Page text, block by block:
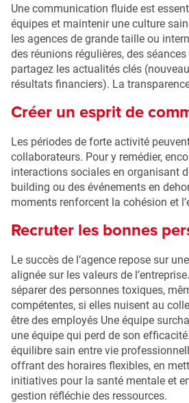
Une communication fluide est
équipes et maintenir une culture
les agences de grande taille ou
des réunions régulières, des
partagez les actualités clés
résultats financiers). La
Créer un esprit de
Les périodes de forte activité
collaborateurs. Pour y remédier,
interactions sociales en organisant
building ou des événements en
moments renforcent la cohésion et
Recruter les bonnes
Le succès de l’agence repose sur
alignée sur les valeurs de
séparer des personnes toxiques,
compétentes, si elles nuisent au
être des employés Une équipe
une équipe qui perd de son
équilibre sain entre vie
offrant des horaires flexibles, en
initiatives pour la santé mentale et
gestion réfléchie des ressources.